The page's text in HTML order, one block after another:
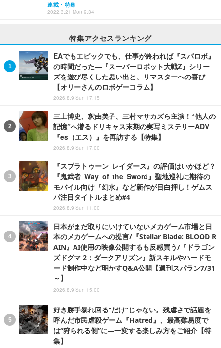
連載・特集
2022.3.21 Mon 9:34
特集アクセスランキング
EAでもエピックでも、仕事が終われば『スパロボ』
の時間だった―『スーパーロボット大戦Z』シリー
ズを遊び尽くした思い出と、リマスターへの喜び
【オリーさんのロボゲーコラム】
2026.8.9 Sun 17:15
三上博史、釈由美子、三村マサカズら主演！“他人の
記憶”へ潜るドリキャス末期の実写ミステリーADV
『es（エス）』を再訪する【特集】
2026.8.9 Sun 17:00
『スプラトゥーン レイダース』の評価はいかほど？
『鬼武者 Way of the Sword』聖地巡礼に期待の
モバイル向け『幻水』など新作が目白押し！ゲムス
パ注目タイトルまとめ#4
2026.8.9 Sun 11:00
日本がまだ取りにいけていないメカゲーム市場と日
本のメカゲームへの提言/『Stellar Blade: BLOOD R
AIN』AI使用の映像公開するも反感買う/『ドラゴン
ズドグマ 2：ダークアリズン』新スキルやハードモ
ード制作中など明かすQ&A公開【週刊スパラン7/31
～】
2026.8.9 Sun 15:00
好き勝手暴れ回る“だけ”じゃない。残虐さで話題を
呼んだ市民虐殺ゲーム『Hatred』、最高難易度で
は“狩られる側”に―一変する楽しみ方をご紹介【特
集】